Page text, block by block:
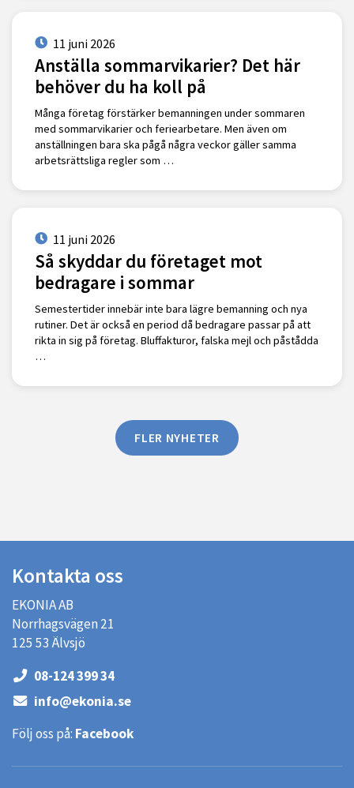
11 juni 2026
Anställa sommarvikarier? Det här
behöver du ha koll på
Många företag förstärker bemanningen under sommaren
med sommarvikarier och feriearbetare. Men även om
anställningen bara ska pågå några veckor gäller samma
arbetsrättsliga regler som …
11 juni 2026
Så skyddar du företaget mot
bedragare i sommar
Semestertider innebär inte bara lägre bemanning och nya
rutiner. Det är också en period då bedragare passar på att
rikta in sig på företag. Bluffakturor, falska mejl och påstådda
…
FLER NYHETER
Kontakta oss
EKONIA AB
Norrhagsvägen 21
125 53 Älvsjö
08-124 399 34
info@ekonia.se
Följ oss på: Facebook